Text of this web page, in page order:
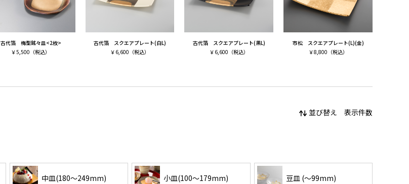
古代箔 梅型銘々皿<2枚>
￥5,500 （税込）
古代箔 スクエアプレート(白L)
￥ 6,600 （税込）
古代箔 スクエアプレート(黒L)
￥ 6,600 （税込）
市松 スクエアプレート(L)(金)
￥8,800 （税込）
並び替え 表示件数
中皿(180〜249mm) 小皿(100〜179mm) 豆皿 (〜99mm)